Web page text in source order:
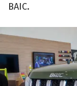
BAIC.